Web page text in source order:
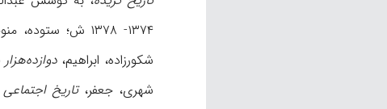
۱۳۷۴- ۱۳۷۸ ش؛ ستوده، منوچهر، «پژوهشهای گویشی و واژگانی: واژه‌های چاهخوئی»،
شکورزاده، ابراهیم،
شهری، جعفر، تاریخ